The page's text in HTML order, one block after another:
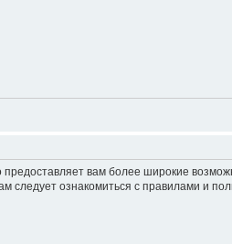
вам более широкие
следует ознакомиться с правилами и